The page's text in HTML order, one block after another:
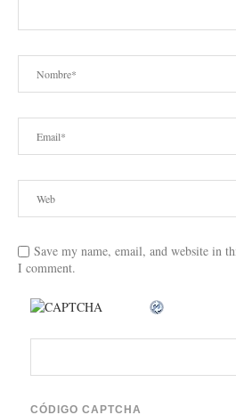
Save my name, email, and website in
I comment.
CÓDIGO CAPTCHA